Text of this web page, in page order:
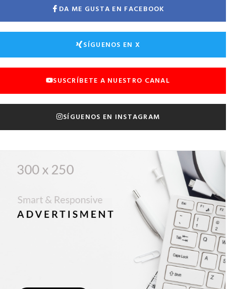
DA ME GUSTA EN FACEBOOK
SÍGUENOS EN X
SUSCRÍBETE A NUESTRO CANAL
SÍGUENOS EN INSTAGRAM